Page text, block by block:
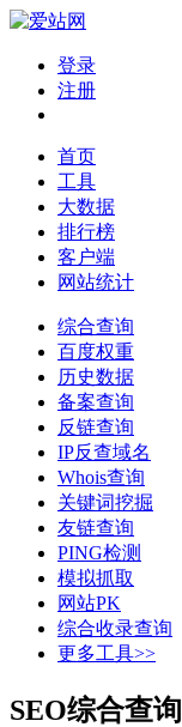
登录
注册
首页
工具
大数据
排行榜
客户端
网站统计
综合查询
百度权重
历史数据
备案查询
反链查询
IP反查域名
Whois查询
关键词挖掘
友链查询
PING检测
模拟抓取
网站PK
综合收录查询
更多工具>>
SEO综合查询